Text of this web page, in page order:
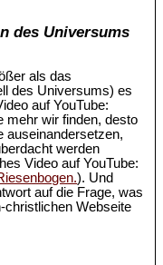
des Universums
als das
des Universums) es
auf YouTube:
mehr wir finden, desto
auseinandersetzen,
werden
Video auf YouTube:
). Und
auf die Frage, was
christlichen Webseite